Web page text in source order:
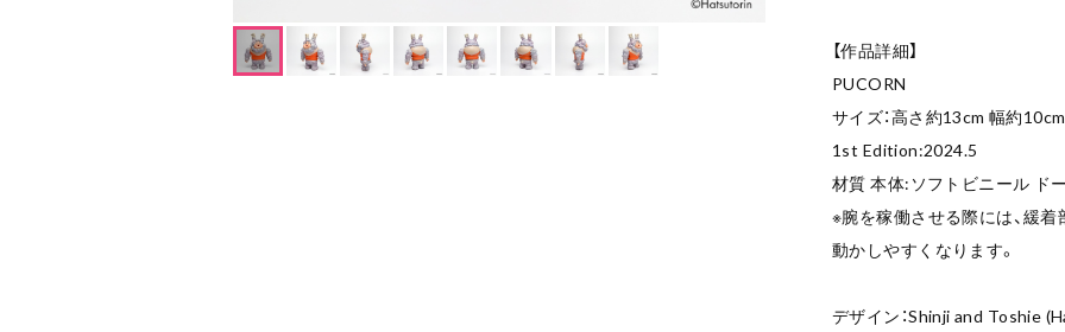
【作品詳細】
PUCORN
サイズ：高さ約13cm 幅約
1st Edition:2024.5
材質 本体:ソフトビニール ド
※腕を稼働させる際には、緩
動かしやすくなります。
デザイン：Shinji and Toshie